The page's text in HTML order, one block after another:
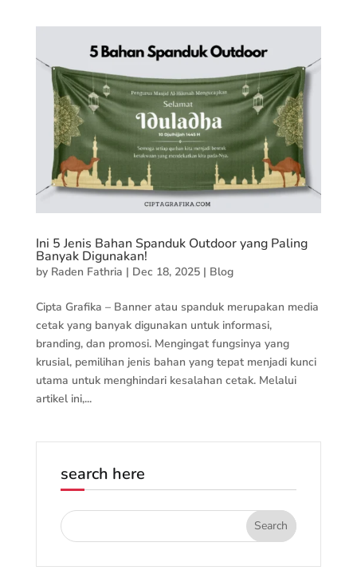
Ini 5 Jenis Bahan Spanduk Outdoor yang Paling
Banyak Digunakan!
by Raden Fathria | Dec 18, 2025| Blog
Cipta Grafika – Banner atau spanduk merupakan media
cetak yang banyak digunakan untuk informasi,
branding, dan promosi. Mengingat fungsinya yang
krusial, pemilihan jenis bahan yang tepat menjadi kunci
utama untuk menghindari kesalahan cetak. Melalui
artikel ini,...
search here